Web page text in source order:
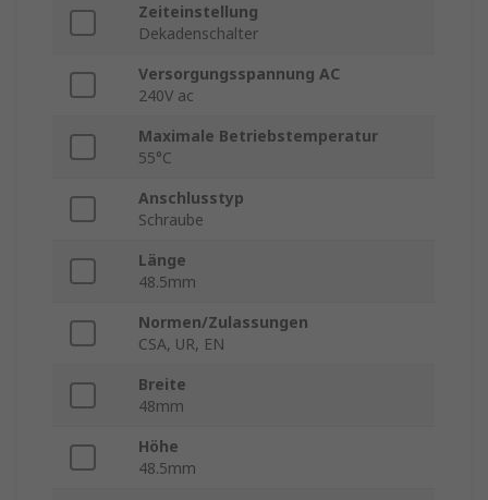
Zeiteinstellung
Dekadenschalter
Versorgungsspannung AC
240V ac
Maximale Betriebstemperatur
55°C
Anschlusstyp
Schraube
Länge
48.5mm
Normen/Zulassungen
CSA, UR, EN
Breite
48mm
Höhe
48.5mm